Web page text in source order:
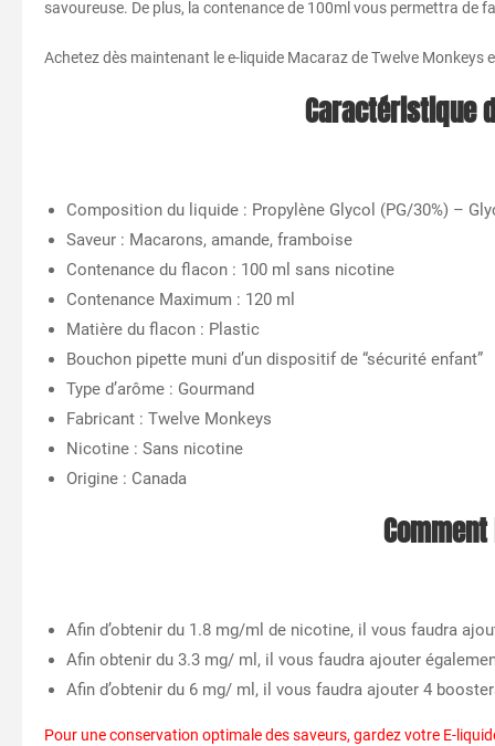
savoureuse. De plus, la contenance de 100ml vous permettra de
Achetez dès maintenant le e-liquide Macaraz de Twelve Monkeys
Caractéristique
Composition du liquide : Propylène Glycol (PG/30%) –
Saveur : Macarons, amande, framboise
Contenance du flacon : 100 ml sans nicotine
Contenance Maximum : 120 ml
Matière du flacon : Plastic
Bouchon pipette muni d’un dispositif de “sécurité enfant”
Type d’arôme : Gourmand
Fabricant : Twelve Monkeys
Nicotine : Sans nicotine
Origine : Canada
Afin d’obtenir du 1.8 mg/ml de nicotine, il vous faudra
Afin obtenir du 3.3 mg/ ml, il vous faudra ajouter
Afin d’obtenir du 6 mg/ ml, il vous faudra ajouter 4
Pour une conservation optimale des saveurs, gardez votre E-